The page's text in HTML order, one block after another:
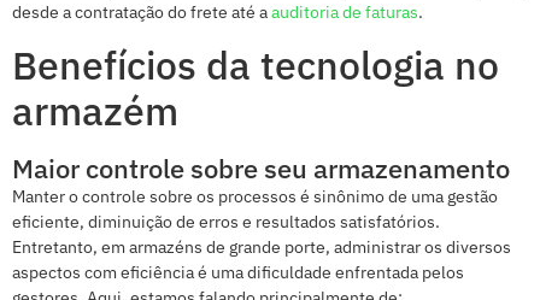
desde a contratação do frete até aauditoria de faturas.
Benefícios da tecnologia no
armazém
Maior controle sobre seu armazenamento
Manter o controle sobre os processos é sinônimo de uma gestão
eficiente, diminuição de erros e resultados satisfatórios.
Entretanto, em armazéns de grande porte, administrar os diversos
aspectos com eficiência é uma dificuldade enfrentada pelos